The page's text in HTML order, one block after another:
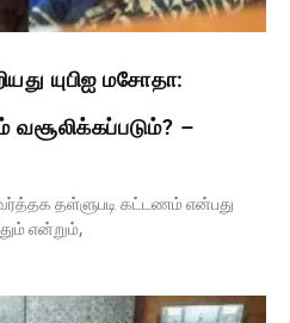
யுபிஐ மசோதா:
–
வர்த்தக தள்ளுபடி கட்டணம் என்பது
என்றும்,